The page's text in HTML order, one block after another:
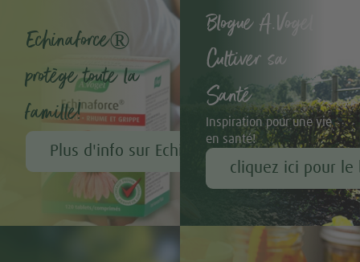
Echinaforce®
protège toute la
famille!
Plus d'info sur Echinaforce®
Blogue A.Vogel -
Cultiver sa
Santé
Inspiration pour une vie
en santé!
cliquez ici pour le